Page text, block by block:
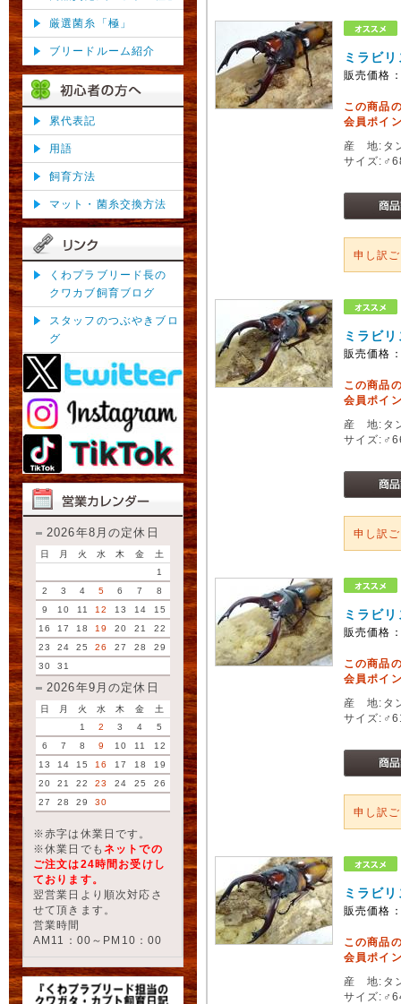
厳選菌糸「極」
ブリードルーム紹介
累代表記
用語
飼育方法
マット・菌糸交換方法
くわプラブリード長の
クワカブ飼育ブログ
スタッフのつぶやきブロ
グ
2026年8月の定休日
日 月 火 水 木 金
土
1
2
3 4 5 6 7
8
9
10 11 12 13 14
15
16
17 18 19 20 21
22
23
24 25 26 27 28
29
30
31
2026年9月の定休日
日 月 火 水 木 金
土
1
2 3 4
5
6
7 8 9 10 11
12
13
14 15 16 17 18
19
20
21 22 23 24 25
26
27
28 29 30
※赤字は休業日です。
※休業日でも ネットでの
ご注文は24時間お受けし
ております。
翌営業日より順次対応さ
せて頂きます。
営業時間
AM11：00～PM10：00
ミラビ
販売価格
この商品
会員ポイ
産 地:タ
サイズ
申し訳
ミラビ
販売価格
この商品
会員ポイ
産 地:タ
サイズ
申し訳
ミラビ
販売価格
この商品
会員ポイ
産 地:タ
サイズ
申し訳
ミラビ
販売価格
この商品
会員ポイ
産 地:タ
サイズ